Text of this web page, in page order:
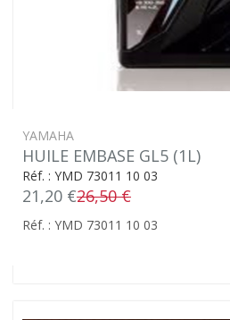
YAMAHA
HUILE EMBASE GL5 (1L)
Réf. : YMD 73011 10 03
21,20 €26,50 €
Réf. : YMD 73011 10 03